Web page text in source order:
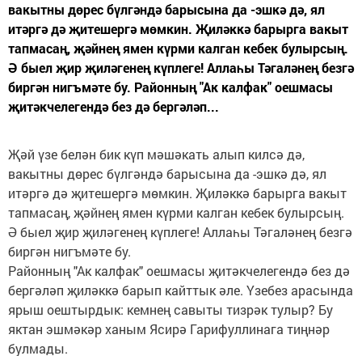
вакытны дөрес бүлгәндә барысына да -эшкә дә, ял
итәргә дә җитешергә мөмкин. Җиләккә барырга вакыт
тапмасаң, җәйнең ямен күрми калган кебек булырсың.
Ә быел җир җиләгенең күплеге! Аллаһы Тәгаләнең безгә
биргән нигъмәте бу. Районның "Ак калфак" оешмасы
җитәкчелегендә без дә бергәләп...
Җәй үзе белән бик күп мәшәкать алып килсә дә,
вакытны дөрес бүлгәндә барысына да -эшкә дә, ял
итәргә дә җитешергә мөмкин. Җиләккә барырга вакыт
тапмасаң, җәйнең ямен күрми калган кебек булырсың.
Ә быел җир җиләгенең күплеге! Аллаһы Тәгаләнең безгә
биргән нигъмәте бу.
Районның "Ак калфак" оешмасы җитәкчелегендә без дә
бергәләп җиләккә барып кайттык әле. Үзебез арасында
ярыш оештырдык: кемнең савыты тизрәк тулыр? Бу
яктан эшмәкәр ханым Ясирә Гарифуллинага тиңнәр
булмады.